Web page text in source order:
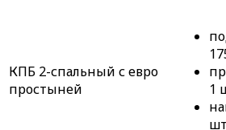
КПБ 2-спальный с евро
простыней
1
шт